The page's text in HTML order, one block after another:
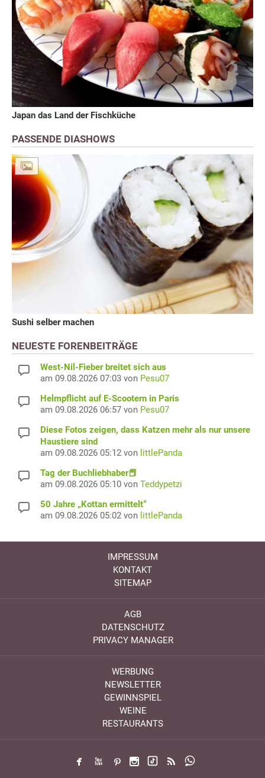
Japan das Land der Fischküche
PASSENDE DIASHOWS
Sushi selber machen
NEUESTE FORENBEITRÄGE
West-Nil-Fieber breitet sich aus
am 09.08.2026 07:03 von Pesu07
Helmpflicht auf E-Scootern in Paris
am 09.08.2026 06:57 von Pesu07
Diese Fotos zeigen, dass Katzen mehr als nur unsere
Haustiere sind
am 09.08.2026 05:12 von littlePanda
Tag der Buchliebhaber📕
am 09.08.2026 05:10 von Teddypetzi
50 Jahre „Kottan ermittelt“
am 09.08.2026 05:02 von littlePanda
IMPRESSUM
KONTAKT
SITEMAP
AGB
DATENSCHUTZ
PRIVACY MANAGER
WERBUNG
NEWSLETTER
GEWINNSPIEL
WEINE
RESTAURANTS